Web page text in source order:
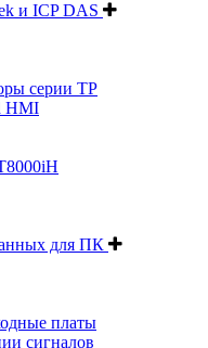
и ICP DAS
серии TP
HMI
для ПК
платы
сигналов